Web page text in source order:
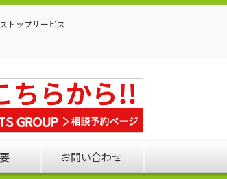
トップサービス
お問い合わせ